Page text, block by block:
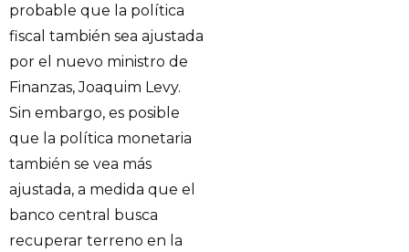
probable que la política
fiscal también sea ajustada
por el nuevo ministro de
Finanzas, Joaquim Levy.
Sin embargo, es posible
que la política monetaria
también se vea más
ajustada, a medida que el
banco central busca
recuperar terreno en la